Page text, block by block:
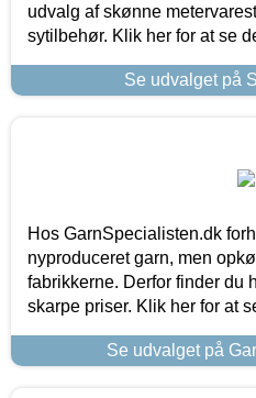
udvalg af skønne
sytilbehør. Klik her for at se
Se udvalget på
Hos GarnSpecialisten.dk
nyproduceret garn, men
fabrikkerne. Derfor finder du
skarpe priser. Klik her for at
Se udvalget på